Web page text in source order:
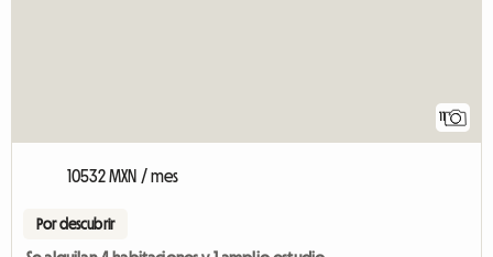
11
10532 MXN / mes
Por descubrir